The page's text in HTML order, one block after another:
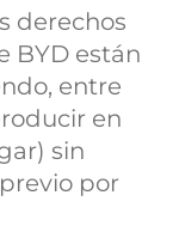
derechos
BYD están
entre
en
sin
por